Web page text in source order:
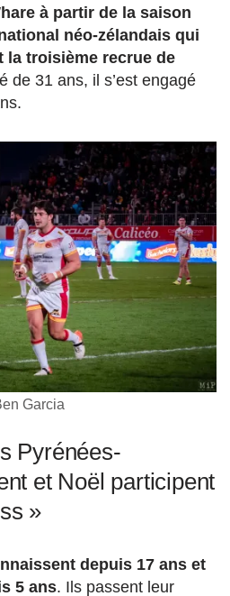
à partir de la saison
néo-zélandais qui
la troisième recrue de
de 31 ans, il s’est engagé
Garcia
Pyrénées-
et Noël participent
»
depuis 17 ans et
5 ans. Ils passent leur